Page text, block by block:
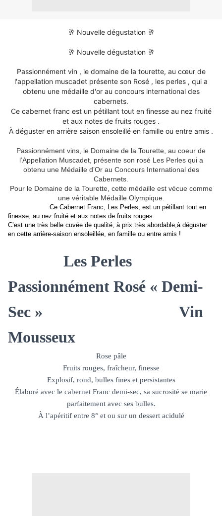
🥂 Nouvelle dégustation 🥂
🥂 Nouvelle dégustation 🥂
Passionnément vin , le domaine de la tourette, au cœur de
l'appellation muscadet présente son Rosé , les perles , qui a
obtenu une médaille d'or au concours international des
cabernets.
Ce cabernet franc est un pétillant tout en finesse au nez fruité
et aux notes de fruits rouges .
À déguster en arrière saison ensoleillé en famille ou entre amis .
Passionnément vins, le Domaine de la Tourette, au coeur de
l’Appellation Muscadet, présente son rosé Les Perles qui a
obtenu une Médaille d’Or au Concours International des
Cabernets.
Pour le Domaine de la Tourette, cette médaille est vécue comme
une véritable Médaille Olympique.
Ce Cabernet Franc, Les Perles, est un pétillant tout en
finesse, au nez fruité et aux notes de fruits rouges.
C’est une très belle cuvée de qualité, à prix très abordable,à déguster
en cette arrière-saison ensoleillée, en famille ou entre amis !
Les Perles
Passionnément Rosé « Demi-
Sec »
Vin
Mousseux
Rose pâle
Fruits rouges, fraîcheur, finesse
Explosif, rond, bulles fines et persistantes
Élaboré avec le cabernet Franc demi-sec, sa sucrosité se marie
parfaitement avec ses bulles.
À l’apéritif entre 8° et ou sur un dessert acidulé